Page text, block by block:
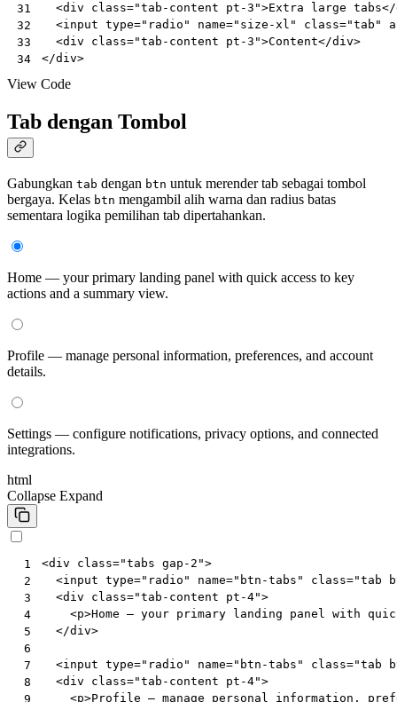
31
32
33
34
<div class="tab-content pt-3">Extra large tabs</
<input type="radio" name="size-xl" class="tab"
<div class="tab-content pt-3">Content</div>
</div>
View Code
Tab dengan Tombol
Gabungkan tab dengan btn untuk merender tab sebagai tombol
bergaya. Kelas btn mengambil alih warna dan radius batas
sementara logika pemilihan tab dipertahankan.
Home — your primary landing panel with quick access to key
actions and a summary view.
Profile — manage personal information, preferences, and account
details.
Settings — configure notifications, privacy options, and connected
integrations.
html
Collapse Expand
1
2
3
4
5
6
7
8
9
<div class="tabs gap-2">
<input type="radio" name="btn-tabs" class="tab
<div class="tab-content pt-4">
<p>Home — your primary landing panel with
</div>
<input type="radio" name="btn-tabs" class="tab
<div class="tab-content pt-4">
<p>Profile — manage personal information,